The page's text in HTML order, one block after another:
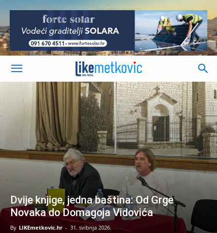
-
Dvije knjige, jedna baština: Od Grge
Novaka do Domagoja Vidovića
By LIKEmetkovic.hr - 31. svibnja 2026.